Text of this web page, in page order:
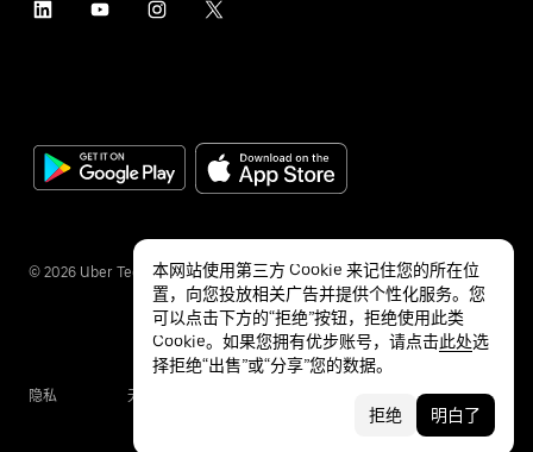
© 2026 Uber Technologies Inc.
隐私 无障碍服务
本网站使用第三方 Cookie 来记住您的所在位
置，向您投放相关广告并提供个性化服务。您
可以点击下方的“拒绝”按钮，拒绝使用此类
Cookie。如果您拥有优步账号，请点击此处选
择拒绝“出售”或“分享”您的数据。
拒绝 明白了